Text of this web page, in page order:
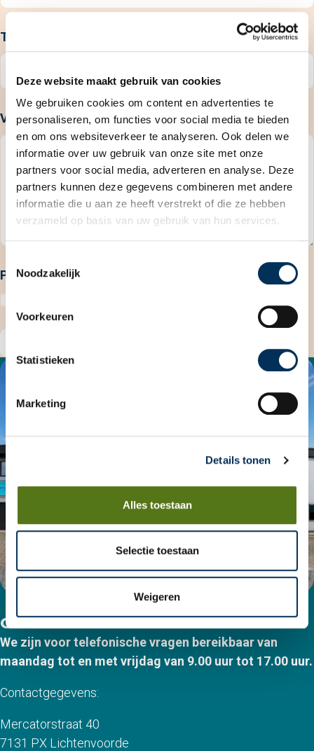
Deze website maakt gebruik van cookies
We gebruiken cookies om content en advertenties te
personaliseren, om functies voor social media te bieden
en om ons websiteverkeer te analyseren. Ook delen we
informatie over uw gebruik van onze site met onze
partners voor social media, adverteren en analyse. Deze
partners kunnen deze gegevens combineren met andere
informatie die u aan ze heeft verstrekt of die ze hebben
verzameld op basis van uw gebruik van hun services.
Noodzakelijk
Voorkeuren
Statistieken
Marketing
Details tonen
Alles toestaan
Selectie toestaan
Weigeren
Telefoon
Vraag
Privacy statement
CONTACT
We zijn voor telefonische vragen bereikbaar van
maandag tot en met vrijdag van 9.00 uur tot 17.00 uur.
Contactgegevens:
Mercatorstraat 40
7131 PX Lichtenvoorde